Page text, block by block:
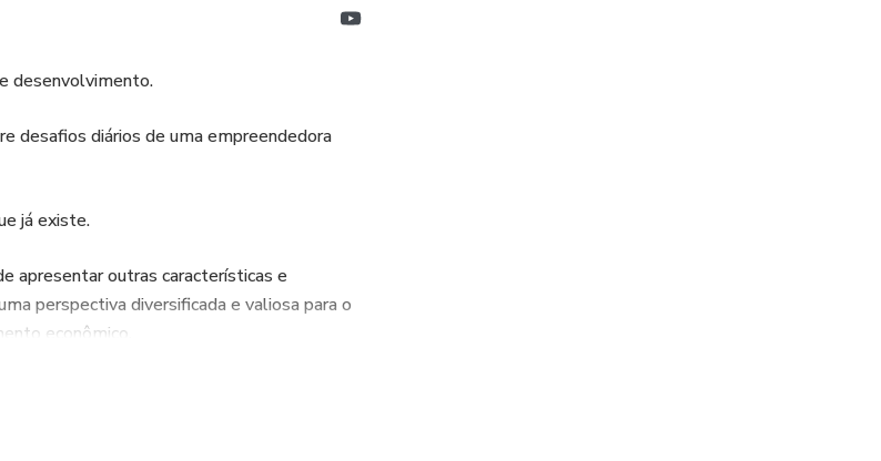
desenvolvimento.
desafios diários de uma empreendedora
já existe.
apresentar outras características e
perspectiva diversificada e valiosa para o
econômico.